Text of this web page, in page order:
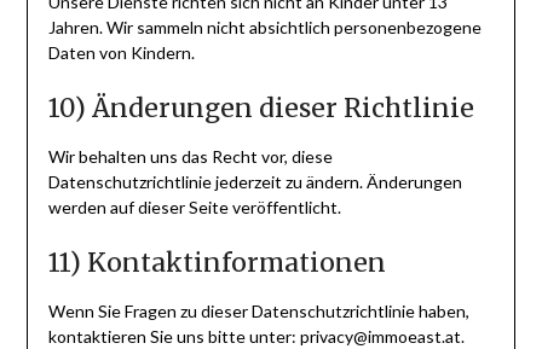
Jahren. Wir sammeln nicht absichtlich personenbezogene
Daten von Kindern.
10) Änderungen dieser Richtlinie
Wir behalten uns das Recht vor, diese
Datenschutzrichtlinie jederzeit zu ändern. Änderungen
werden auf dieser Seite veröffentlicht.
11) Kontaktinformationen
Wenn Sie Fragen zu dieser Datenschutzrichtlinie haben,
kontaktieren Sie uns bitte unter: privacy@immoeast.at.